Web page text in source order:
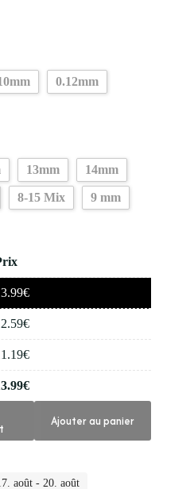
0.12mm
13mm 14mm
8-15 Mix 9 mm
€
€
€
€
Ajouter au panier
août - 20. août